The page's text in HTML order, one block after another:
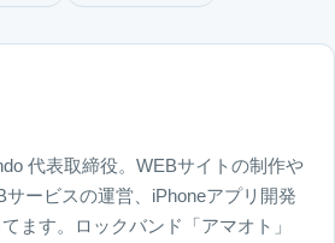
代表取締役。WEBサイトの制作や
サービスの運営、iPhoneアプリ開発
ます。ロックバンド「アマオト」